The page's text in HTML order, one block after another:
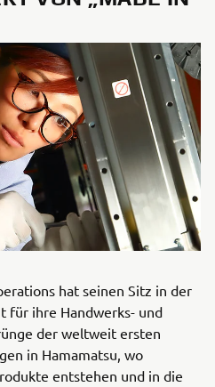
hat seinen Sitz in der
für ihre Handwerks- und
der weltweit ersten
in Hamamatsu, wo
entstehen und in die